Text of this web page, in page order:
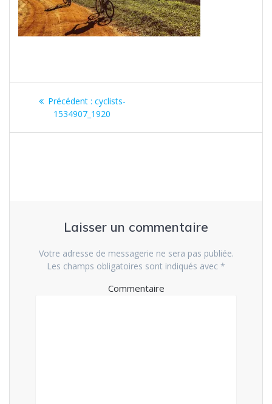
Navigation
Précédent : Article
précédent
cyclists-
1534907_1920
Laisser un commentaire
Votre adresse de messagerie ne sera pas publiée.
Les champs obligatoires sont indiqués avec *
Commentaire